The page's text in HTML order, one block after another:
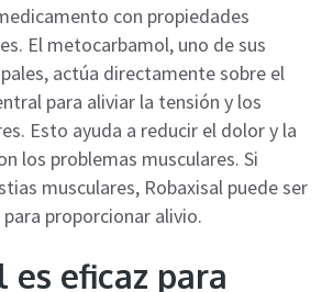
con propiedades
El metocarbamol, uno de sus
actúa directamente sobre el
para aliviar la tensión y los
Esto ayuda a reducir el dolor y la
los problemas musculares. Si
musculares, Robaxisal puede ser
proporcionar alivio.
es eficaz para